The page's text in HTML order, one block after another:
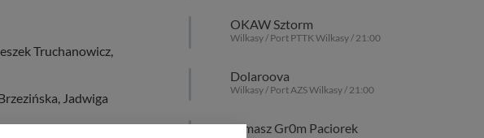
Truchanowicz,
Jadwiga
OKAW Sztorm
Wilkasy / Port PTTK Wilkasy / 21:00
Dolaroova
Wilkasy / Port AZS Wilkasy / 21:00
Tomasz Gr0m Paciorek